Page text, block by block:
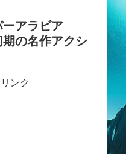
アラビア
の名作アクシ
ンク